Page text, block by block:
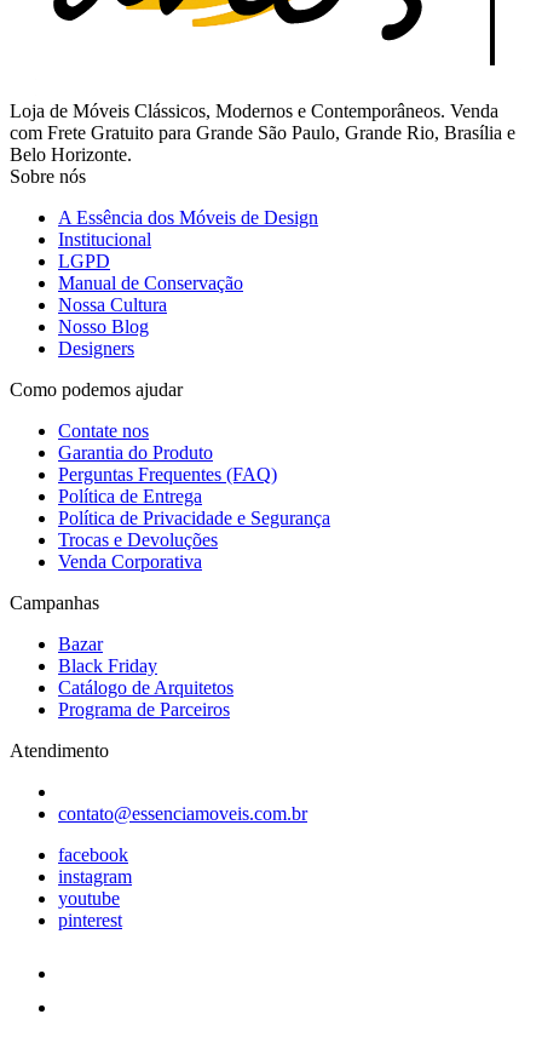
Loja de Móveis Clássicos, Modernos e Contemporâneos. Venda
com Frete Gratuito para Grande São Paulo, Grande Rio, Brasília e
Belo Horizonte.
Sobre nós
A Essência dos Móveis de Design
Institucional
LGPD
Manual de Conservação
Nossa Cultura
Nosso Blog
Designers
Como podemos ajudar
Contate nos
Garantia do Produto
Perguntas Frequentes (FAQ)
Política de Entrega
Política de Privacidade e Segurança
Trocas e Devoluções
Venda Corporativa
Campanhas
Bazar
Black Friday
Catálogo de Arquitetos
Programa de Parceiros
Atendimento
contato@essenciamoveis.com.br
facebook
instagram
youtube
pinterest